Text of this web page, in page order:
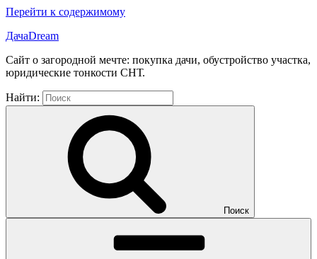
Перейти к содержимому
ДачаDream
Сайт о загородной мечте: покупка дачи, обустройство участка,
юридические тонкости СНТ.
Найти:
Поиск